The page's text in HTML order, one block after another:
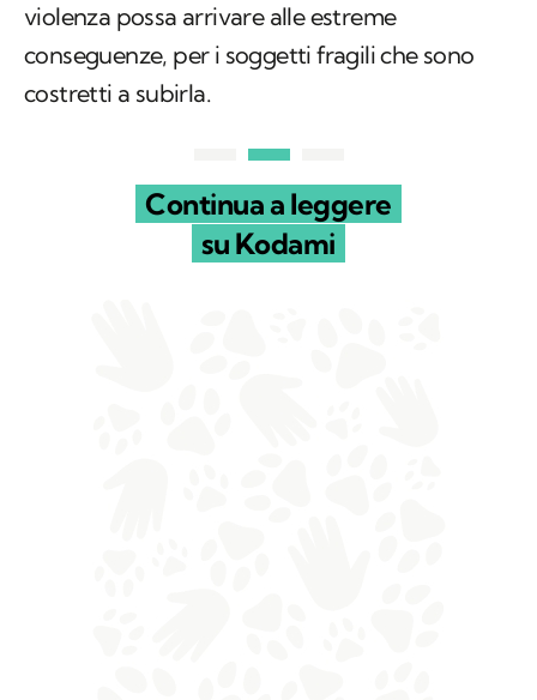
violenza possa arrivare alle estreme
conseguenze, per i soggetti fragili che sono
costretti a subirla.
Continua a leggere
su Kodami